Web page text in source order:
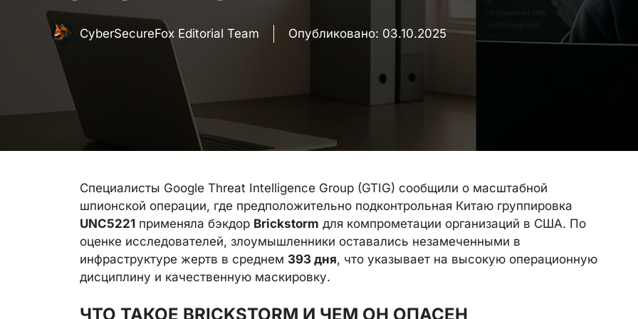
CyberSecureFox Editorial Team Опубликовано: 03.10.2025
Специалисты Google Threat Intelligence Group (GTIG) сообщили о масштабной
шпионской операции, где предположительно подконтрольная Китаю группировка
UNC5221 применяла бэкдор Brickstorm для компрометации организаций в США. По
оценке исследователей, злоумышленники оставались незамеченными в
инфраструктуре жертв в среднем 393 дня, что указывает на высокую операционную
дисциплину и качественную маскировку.
ЧТО ТАКОЕ BRICKSTORM И ЧЕМ ОН ОПАСЕН